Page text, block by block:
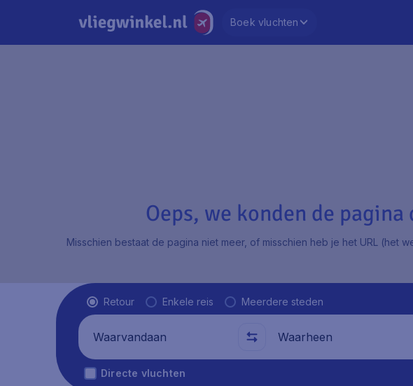
Boek vluchten
Oeps, we konden de
Misschien bestaat de pagina niet meer, of misschien heb je het URL
Vluchttype
Retour Enkele reis Meerdere steden
Waarvandaan Waarheen
Directe vluchten